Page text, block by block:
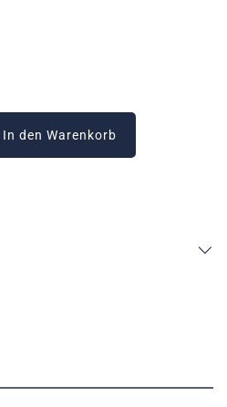
In den Warenkorb